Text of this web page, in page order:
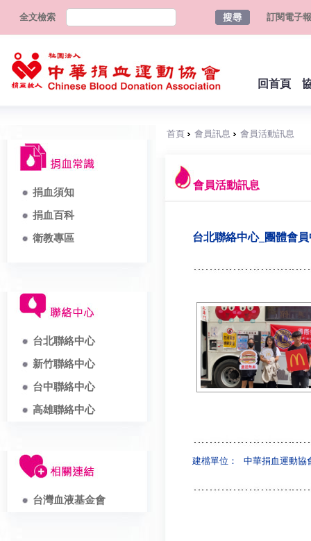
全文檢索 訂閱電子報
回首頁
捐血須知
捐血百科
衛教專區
台北聯絡中心
新竹聯絡中心
台中聯絡中心
高雄聯絡中心
台灣血液基金會
首頁 會員訊息 會員活動訊息
會員活動訊息
台北聯絡中心_團體會
建檔單位： 中華捐血運動協